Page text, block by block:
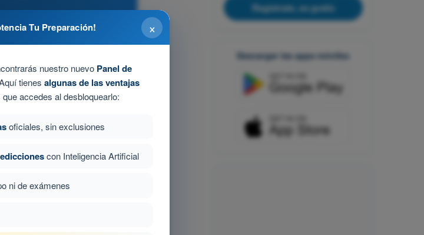
multiespectrales.
Regístrate, es gratis
Descargar las apps móviles
×
Tu Preparación!
nuestro nuevo Panel de
tienes algunas de las ventajas
que accedes al desbloquearlo:
oficiales, sin exclusiones
con Inteligencia Artificial
ni de exámenes